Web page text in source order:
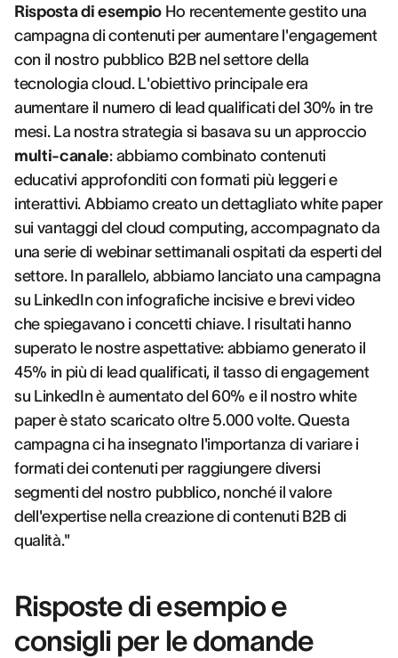
Risposta di esempioHo recentemente gestito una
campagna di contenuti per aumentare l'engagement
con il nostro pubblico B2B nel settore della
tecnologia cloud. L'obiettivo principale era
aumentare il numero di lead qualificati del 30% in tre
mesi. La nostra strategia si basava su un approccio
multi-canale: abbiamo combinato contenuti
educativi approfonditi con formati più leggeri e
interattivi. Abbiamo creato un dettagliato white paper
sui vantaggi del cloud computing, accompagnato da
una serie di webinar settimanali ospitati da esperti del
settore. In parallelo, abbiamo lanciato una campagna
su LinkedIn con infografiche incisive e brevi video
che spiegavano i concetti chiave. I risultati hanno
superato le nostre aspettative: abbiamo generato il
45% in più di lead qualificati, il tasso di engagement
su LinkedIn è aumentato del 60% e il nostro white
paper è stato scaricato oltre 5.000 volte. Questa
campagna ci ha insegnato l'importanza di variare i
formati dei contenuti per raggiungere diversi
segmenti del nostro pubblico, nonché il valore
dell'expertise nella creazione di contenuti B2B di
qualità."
Risposte di esempio e
consigli per le domande